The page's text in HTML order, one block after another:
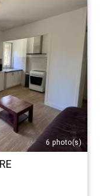
6 photo(s)